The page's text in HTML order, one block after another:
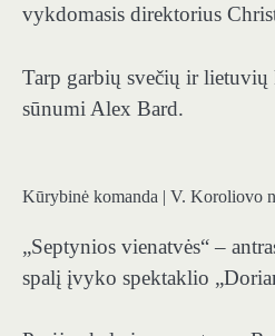
vykdomasis direktorius
Tarp garbių svečių ir lietuvių
sūnumi Alex Bard.
Kūrybinė komanda | V. Koroliovo
„Septynios vienatvės“ –
spalį įvyko spektaklio